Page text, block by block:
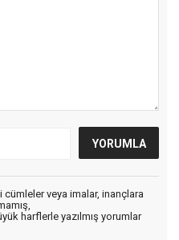
veya imalar, inançlara
harflerle yazılmış yorumlar